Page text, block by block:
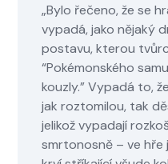
„Bylo řečeno, že se
vypadá, jako nějaký
postavu, kterou
“Pokémonského
kouzly.” Vypadá to,
jak roztomilou, tak
jelikož vypadají
smrtonosně – ve